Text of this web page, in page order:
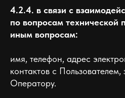
4.2.4. в связи с
по вопросам технической
иным вопросам:
имя, телефон, адрес
контактов с Пользователем,
Оператору.